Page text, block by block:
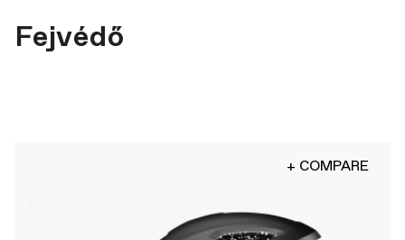
Fejvédő
+ COMPARE